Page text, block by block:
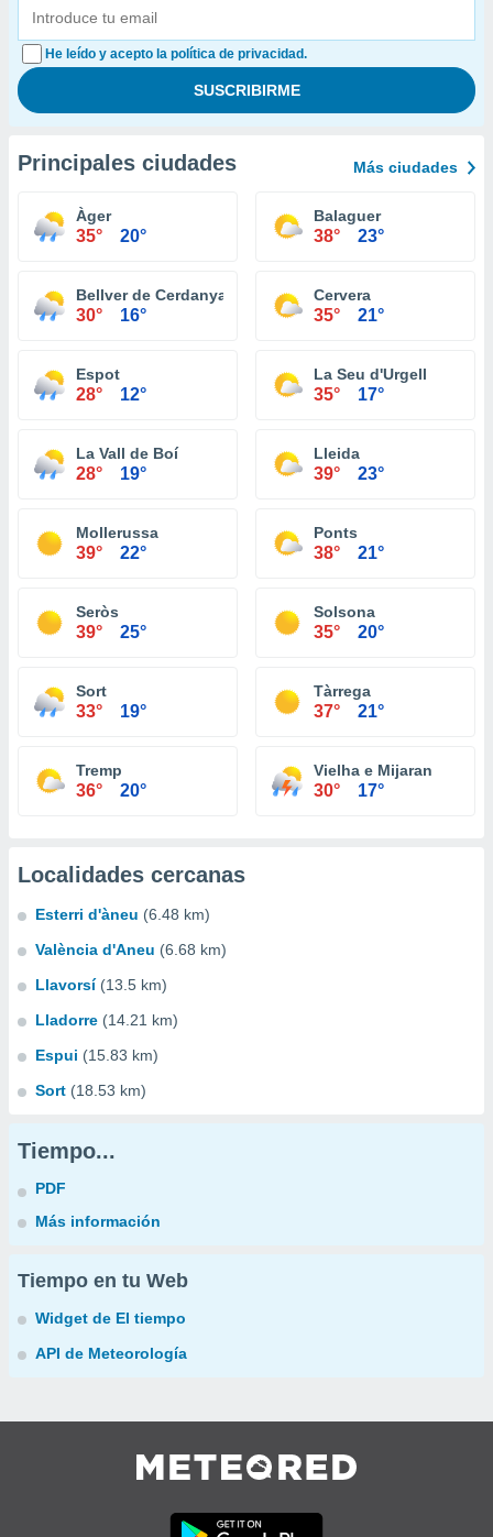
He leído y acepto la política de privacidad.
Principales ciudades Más ciudades
Àger
35° 20°
Balaguer
38° 23°
Bellver de Cerdanya
30° 16°
Cervera
35° 21°
Espot
28° 12°
La Seu d'Urgell
35° 17°
La Vall de Boí
28° 19°
Lleida
39° 23°
Mollerussa
39° 22°
Ponts
38° 21°
Seròs
39° 25°
Solsona
35° 20°
Sort
33° 19°
Tàrrega
37° 21°
Tremp
36° 20°
Vielha e Mijaran
30° 17°
Localidades cercanas
Esterri d'àneu (6.48 km)
València d'Aneu (6.68 km)
Llavorsí (13.5 km)
Lladorre (14.21 km)
Espui (15.83 km)
Sort (18.53 km)
Tiempo...
PDF
Más información
Tiempo en tu Web
Widget de El tiempo
API de Meteorología